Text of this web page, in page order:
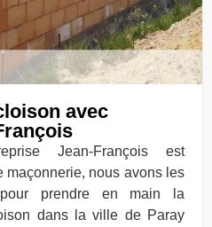
avec
Jean-François est
maçonnerie, nous avons les
pour prendre en main la
dans la ville de Paray